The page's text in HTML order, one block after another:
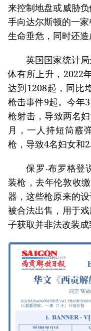
来控制地盘或威胁
手向达尔斯顿的一
生命垂危，同时还造
英国国家统计局
体有所上升，2022
达到1208起，同比
枪击事件9起。今年
枪射击，导致两名
月，一人持短筒霰
枪，导致4名妇女和2
保罗‧布罗格登
装枪，去年伦敦收
器，这些枪原来的
被合法出售，用于
子获取并非法改装